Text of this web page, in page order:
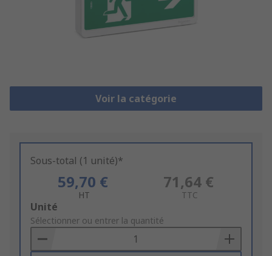
Voir la catégorie
Sous-total (1 unité)*
59,70 €
HT
71,64 €
TTC
Add
to
Basket
Unité
Sélectionner ou entrer la quantité